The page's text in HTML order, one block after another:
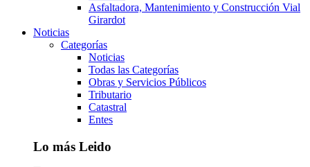
Asfaltadora, Mantenimiento y Construcción Vial
Girardot
Noticias
Categorías
Noticias
Todas las Categorías
Obras y Servicios Públicos
Tributario
Catastral
Entes
Lo más Leido